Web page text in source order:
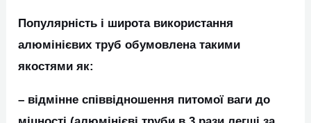
Популярність і широта використання
алюмінієвих труб обумовлена такими
якостями як:
– відмінне співвідношення питомої ваги до